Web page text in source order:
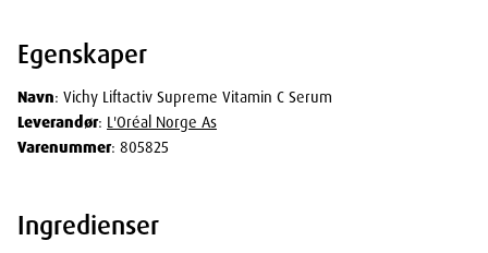
Egenskaper
Navn: Vichy Liftactiv Supreme Vitamin C Serum
Leverandør: L'Oréal Norge As
Varenummer: 805825
Ingredienser